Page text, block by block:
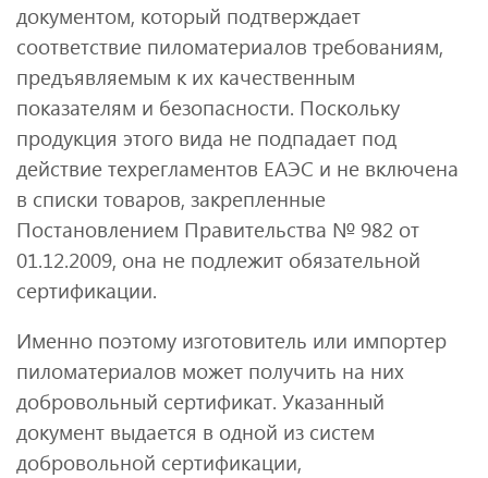
документом, который подтверждает
соответствие пиломатериалов требованиям,
предъявляемым к их качественным
показателям и безопасности. Поскольку
продукция этого вида не подпадает под
действие техрегламентов ЕАЭС и не включена
в списки товаров, закрепленные
Постановлением Правительства № 982 от
01.12.2009, она не подлежит обязательной
сертификации.
Именно поэтому изготовитель или импортер
пиломатериалов может получить на них
добровольный сертификат. Указанный
документ выдается в одной из систем
добровольной сертификации,